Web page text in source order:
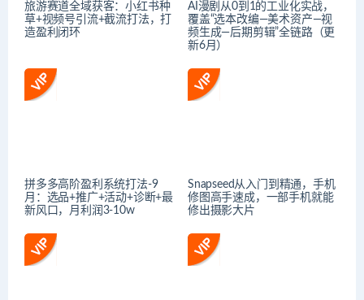
旅游赛道全域获客：小红书种
草+视频号引流+截流打法，打
造盈利闭环
AI漫剧从0到1的工业化实战，
覆盖“选本改编—美术资产—视
频生成—后期剪辑”全链路（更
新6月）
拼多多高阶盈利系统打法-9
月：选品+推广+活动+诊断+最
新风口，月利润3-10w
Snapseed从入门到精通，手机
修图高手速成，一部手机就能
修出摄影大片